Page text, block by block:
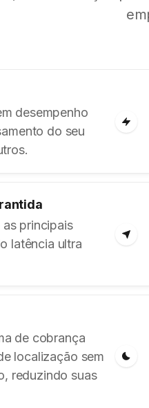
desempenho
do seu
as principais
latência ultra
de cobrança
localização sem
reduzindo suas